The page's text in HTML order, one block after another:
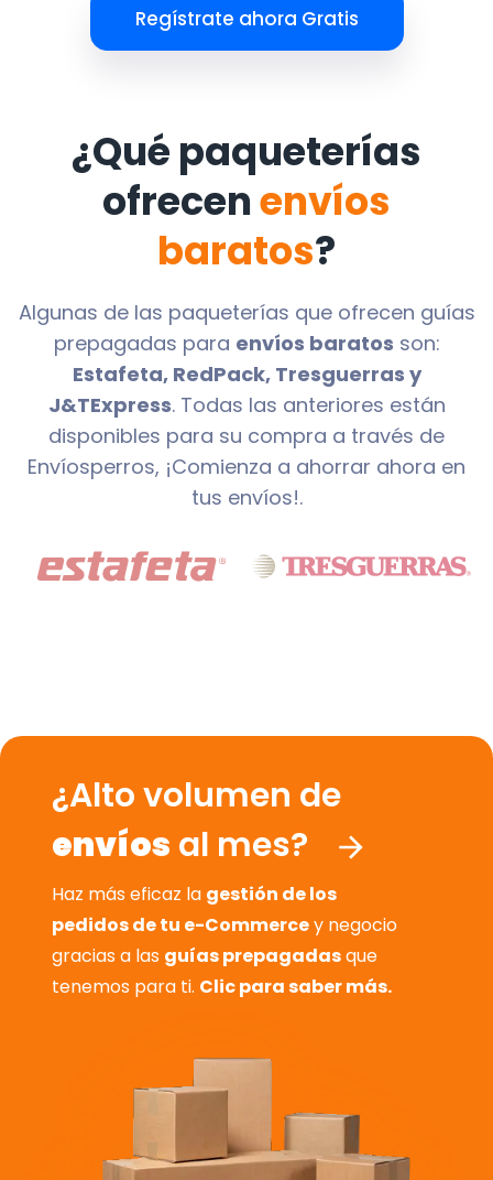
Regístrate ahora Gratis
¿Qué paqueterías
ofrecenenvíos
baratos?
Algunas de las paqueterías que ofrecen guías
prepagadas para envíos baratos son:
Estafeta, RedPack, Tresguerras y
J&TExpress. Todas las anteriores están
disponibles para su compra a través de
Envíosperros, ¡Comienza a ahorrar ahora en
tus envíos!.
¿Alto volumen de
envíos al mes?
Haz más eficaz la gestión de los
pedidos de tu e-Commercey negocio
gracias a las guías prepagadasque
tenemos para ti. Clic para saber más.